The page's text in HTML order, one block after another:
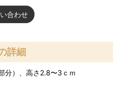
合わせ
詳細
分）、高さ2.8〜3ｃｍ